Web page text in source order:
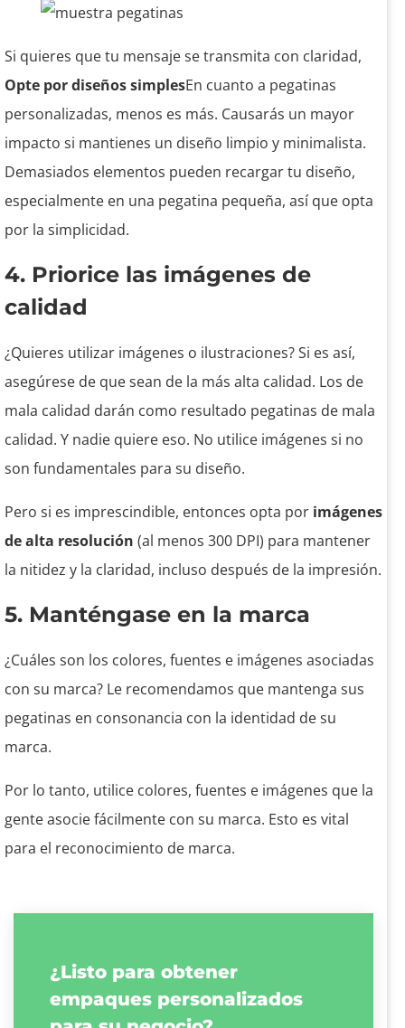
Si quieres que tu mensaje se transmita con claridad,
Opte por diseños simplesEn cuanto a pegatinas
personalizadas, menos es más. Causarás un mayor
impacto si mantienes un diseño limpio y minimalista.
Demasiados elementos pueden recargar tu diseño,
especialmente en una pegatina pequeña, así que opta
por la simplicidad.
4. Priorice las imágenes de
calidad
¿Quieres utilizar imágenes o ilustraciones? Si es así,
asegúrese de que sean de la más alta calidad. Los de
mala calidad darán como resultado pegatinas de mala
calidad. Y nadie quiere eso. No utilice imágenes si no
son fundamentales para su diseño.
Pero si es imprescindible, entonces opta por imágenes
de alta resolución (al menos 300 DPI) para mantener
la nitidez y la claridad, incluso después de la impresión.
5. Manténgase en la marca
¿Cuáles son los colores, fuentes e imágenes asociadas
con su marca? Le recomendamos que mantenga sus
pegatinas en consonancia con la identidad de su
marca.
Por lo tanto, utilice colores, fuentes e imágenes que la
gente asocie fácilmente con su marca. Esto es vital
para el reconocimiento de marca.
¿Listo para obtener
empaques personalizados